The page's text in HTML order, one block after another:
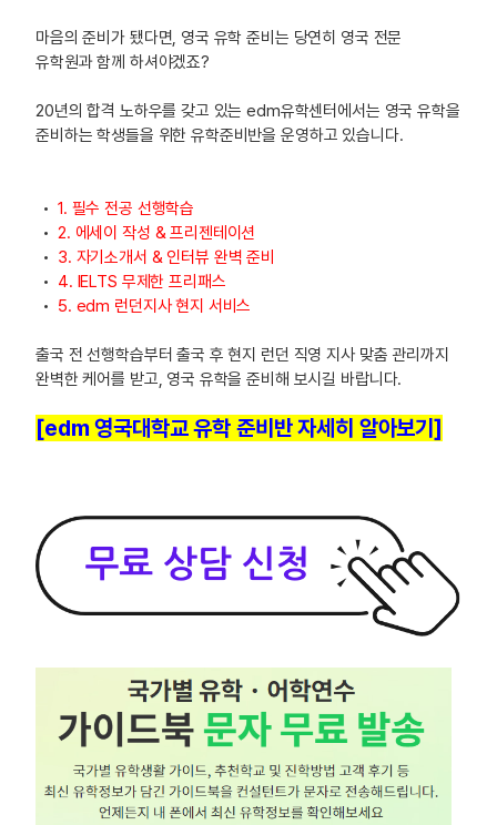
마음의 준비가 됐다면, 영국 유학 준비는 당연히 영국 전문
유학원과 함께 하셔야겠죠?
20년의 합격 노하우를 갖고 있는 edm유학센터에서는 영국 유학을
준비하는 학생들을 위한 유학준비반을 운영하고 있습니다.
1. 필수 전공 선행학습
2. 에세이 작성 & 프리젠테이션
3. 자기소개서 & 인터뷰 완벽 준비
4. IELTS 무제한 프리패스
5. edm 런던지사 현지 서비스
출국 전 선행학습부터 출국 후 현지 런던 직영 지사 맞춤 관리까지
완벽한 케어를 받고, 영국 유학을 준비해 보시길 바랍니다.
[edm 영국대학교 유학 준비반 자세히 알아보기]